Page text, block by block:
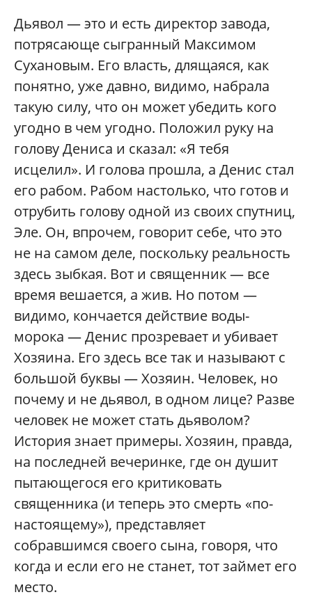
Дьявол — это и есть директор завода,
потрясающе сыгранный Максимом
Сухановым. Его власть, длящаяся, как
понятно, уже давно, видимо, набрала
такую силу, что он может убедить кого
угодно в чем угодно. Положил руку на
голову Дениса и сказал: «Я тебя
исцелил». И голова прошла, а Денис стал
его рабом. Рабом настолько, что готов и
отрубить голову одной из своих спутниц,
Эле. Он, впрочем, говорит себе, что это
не на самом деле, поскольку реальность
здесь зыбкая. Вот и священник — все
время вешается, а жив. Но потом —
видимо, кончается действие воды-
морока — Денис прозревает и убивает
Хозяина. Его здесь все так и называют с
большой буквы — Хозяин. Человек, но
почему и не дьявол, в одном лице? Разве
человек не может стать дьяволом?
История знает примеры. Хозяин, правда,
на последней вечеринке, где он душит
пытающегося его критиковать
священника (и теперь это смерть «по-
настоящему»), представляет
собравшимся своего сына, говоря, что
когда и если его не станет, тот займет его
место.